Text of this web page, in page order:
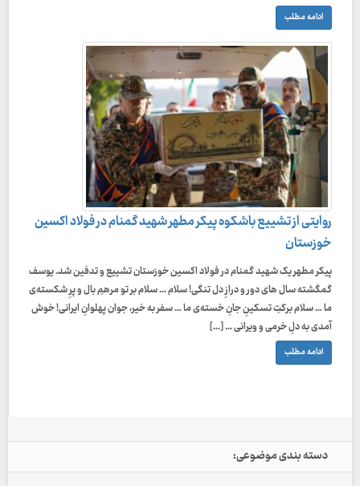
ادامه مطلب
روایتی از تشییع باشکوه پیکر مطهر شهید گمنام در فولاد اکسین
خوزستان
پیکر مطهر یک شهید گمنام در فولاد اکسین خوزستان تشییع و تدفین شد. یوسف
گمگشته سال های دور و درازِ دل تنگی! سلام … سلام بر تو مرهمِ بال و پرِ شکسته‌ی
ما … سلام برکتِ تسکینِ جانِ خسته‌ی ما … سفر به خیر، جوان‌ پهلوانِ ایرانی! خوش
آمدی به دلِ خرمی و ویرانی … […]
ادامه مطلب
دسته بندی موضوعی: